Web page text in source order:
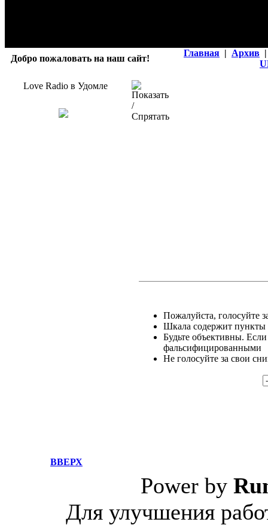
Добро пожаловать на наш сайт!
Главная | Архив |
Love Radio в Удомле
Пожалуйста, голосуйте
Шкала содержит пункты
Будьте объективны.
фальсифицированными
Не голосуйте за свои
ВВЕРХ
Power by
Для улучшения